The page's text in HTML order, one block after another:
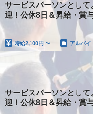
サービスパーソンとし
迎！公休8日＆昇給・賞
時給2,100円 〜 アルバイ
サービスパーソンとし
迎！公休8日＆昇給・賞